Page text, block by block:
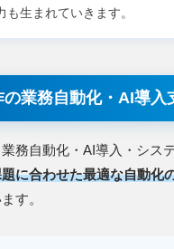
も生まれていきます。
の業務自動化・AI導入
務自動化・AI導入・シス
に合わせた最適な自動化
す。